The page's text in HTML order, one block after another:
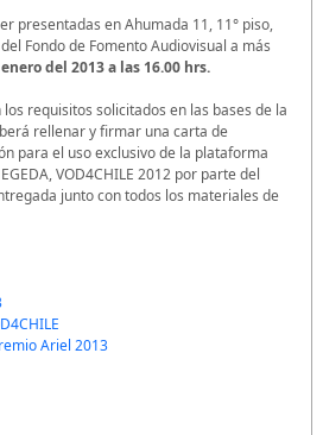
presentadas en Ahumada 11, 11° piso,
Fondo de Fomento Audiovisual a más
del 2013 a las 16.00 hrs.
requisitos solicitados en las bases de la
rellenar y firmar una carta de
para el uso exclusivo de la plataforma
VOD4CHILE 2012 por parte del
junto con todos los materiales de
Ariel 2013